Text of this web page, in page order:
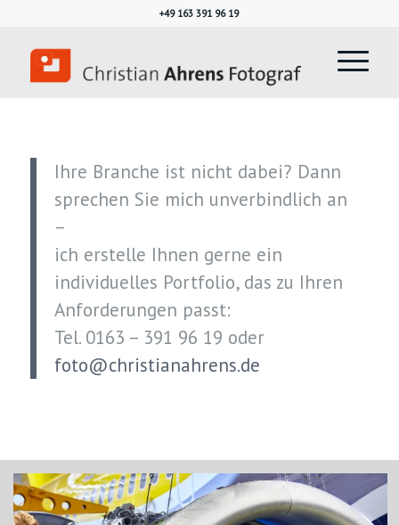
+49 163 391 96 19
Ihre Branche ist nicht dabei? Dann
sprechen Sie mich unverbindlich an
–
ich erstelle Ihnen gerne ein
individuelles Portfolio, das zu Ihren
Anforderungen passt:
Tel. 0163 – 391 96 19 oder
foto@christianahrens.de